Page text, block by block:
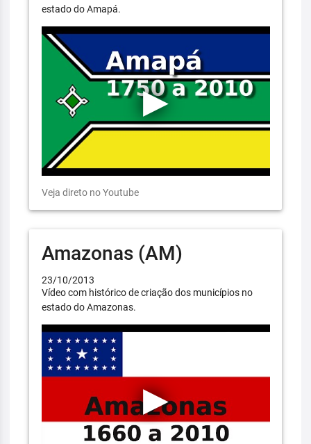
estado do Amapá.
Veja direto no Youtube
Amazonas (AM)
23/10/2013
Vídeo com histórico de criação dos municípios no
estado do Amazonas.